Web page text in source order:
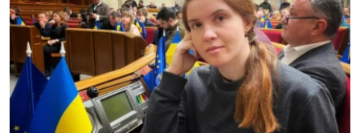
СВІТ
КИТАЙ.ВИКЛИКИ
МУЛЬТИМЕДІА
ФОТО
СПЕЦПРОЄКТИ
ПОДКАСТИ